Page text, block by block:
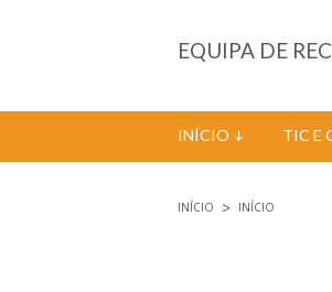
EQUIPA DE
INÍCIO TIC E
INÍCIO INÍCIO